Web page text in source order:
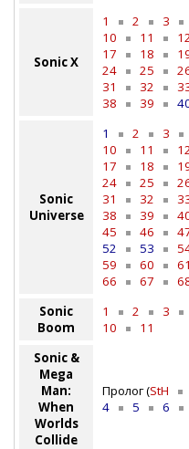
Sonic X
1 2 3
10
11 12
17
18
24
25
31
32
38
39
Sonic
Universe
1 2 3
10
11 12
17
18
24
25
31
32
38
39
45
46
52
53
59
60 61
66
67
Sonic
Boom
1 2 3
10
11
Sonic &
Mega
Man:
When
Worlds
Collide
Пролог (StH
4
5 6